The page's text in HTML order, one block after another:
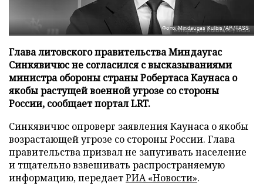
Фото: Mindaugas Kulbis/AP/TASS
Глава литовского правительства Миндаугас
Синкявичюс не согласился с высказываниями
министра обороны страны Робертаса Каунаса о
якобы растущей военной угрозе со стороны
России, сообщает портал LRT.
Синкявичюс опроверг заявления Каунаса о якобы
возрастающей угрозе со стороны России. Глава
правительства призвал не запугивать население
и тщательно взвешивать распространяемую
информацию, передаетРИА «Новости».